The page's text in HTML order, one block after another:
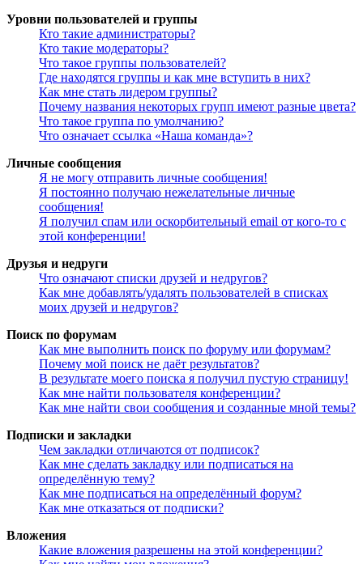
Уровни пользователей и группы
Кто такие администраторы?
Кто такие модераторы?
Что такое группы пользователей?
Где находятся группы и как мне вступить в них?
Как мне стать лидером группы?
Почему названия некоторых групп имеют разные цвета?
Что такое группа по умолчанию?
Что означает ссылка «Наша команда»?
Личные сообщения
Я не могу отправить личные сообщения!
Я постоянно получаю нежелательные личные
сообщения!
Я получил спам или оскорбительный email от кого-то с
этой конференции!
Друзья и недруги
Что означают списки друзей и недругов?
Как мне добавлять/удалять пользователей в списках
моих друзей и недругов?
Поиск по форумам
Как мне выполнить поиск по форуму или форумам?
Почему мой поиск не даёт результатов?
В результате моего поиска я получил пустую страницу!
Как мне найти пользователя конференции?
Как мне найти свои сообщения и созданные мной темы?
Подписки и закладки
Чем закладки отличаются от подписок?
Как мне сделать закладку или подписаться на
определённую тему?
Как мне подписаться на определённый форум?
Как мне отказаться от подписки?
Вложения
Какие вложения разрешены на этой конференции?